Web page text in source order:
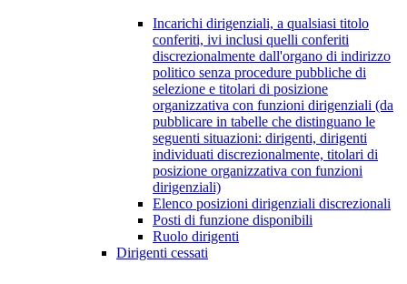
Incarichi dirigenziali, a qualsiasi titolo
conferiti, ivi inclusi quelli conferiti
discrezionalmente dall'organo di indirizzo
politico senza procedure pubbliche di
selezione e titolari di posizione
organizzativa con funzioni dirigenziali (da
pubblicare in tabelle che distinguano le
seguenti situazioni: dirigenti, dirigenti
individuati discrezionalmente, titolari di
posizione organizzativa con funzioni
dirigenziali)
Elenco posizioni dirigenziali discrezionali
Posti di funzione disponibili
Ruolo dirigenti
Dirigenti cessati